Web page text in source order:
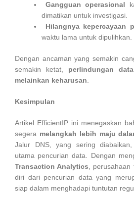
Gangguan operasional
dimatikan untuk investigasi.
Hilangnya kepercayaan
waktu lama untuk dipulihkan.
Dengan ancaman yang semakin
semakin ketat, perlindungan
melainkan keharusan
Kesimpulan
Artikel EfficientIP ini menegaskan
segera melangkah lebih maju
Jalur DNS, yang sering
utama pencurian data. Dengan
Transaction Analytics ,
diri dari pencurian data yang
siap dalam menghadapi tuntutan